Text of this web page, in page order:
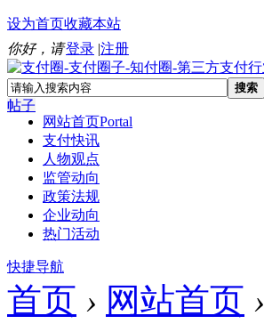
设为首页收藏本站
你好，请登录 |注册
帖子
搜索
网站首页Portal
支付快讯
人物观点
监管动向
政策法规
企业动向
热门活动
快捷导航
首页 › 网站首页 ›